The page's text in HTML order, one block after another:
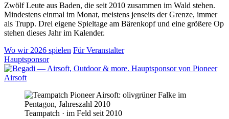
Zwölf Leute aus Baden, die seit 2010 zusammen im Wald stehen.
Mindestens einmal im Monat, meistens jenseits der Grenze, immer
als Trupp. Drei eigene Spieltage am Bärenkopf und eine größere Op
stehen dieses Jahr im Kalender.
Wo wir 2026 spielen Für Veranstalter
Hauptsponsor
Teampatch · im Feld seit 2010